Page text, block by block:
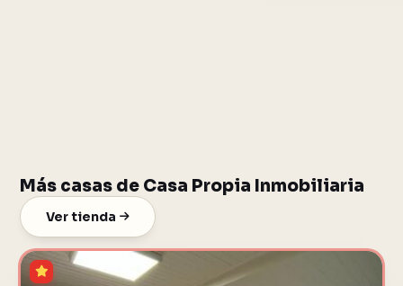
Más casas de Casa Propia Inmobiliaria
Ver tienda